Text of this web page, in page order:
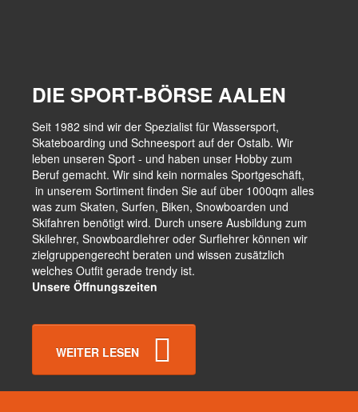
DIE SPORT-BÖRSE AALEN
Seit 1982 sind wir der Spezialist für Wassersport,
Skateboarding und Schneesport auf der Ostalb. Wir
leben unseren Sport - und haben unser Hobby zum
Beruf gemacht. Wir sind kein normales Sportgeschäft,
in unserem Sortiment finden Sie auf über 1000qm alles
was zum Skaten, Surfen, Biken, Snowboarden und
Skifahren benötigt wird. Durch unsere Ausbildung zum
Skilehrer, Snowboardlehrer oder Surflehrer können wir
zielgruppengerecht beraten und wissen zusätzlich
welches Outfit gerade trendy ist.
Unsere Öffnungszeiten
WEITER LESEN